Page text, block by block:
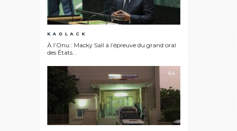
KAOLACK
À l’Onu : Macky Sall à l’épreuve du grand oral
des États...
64